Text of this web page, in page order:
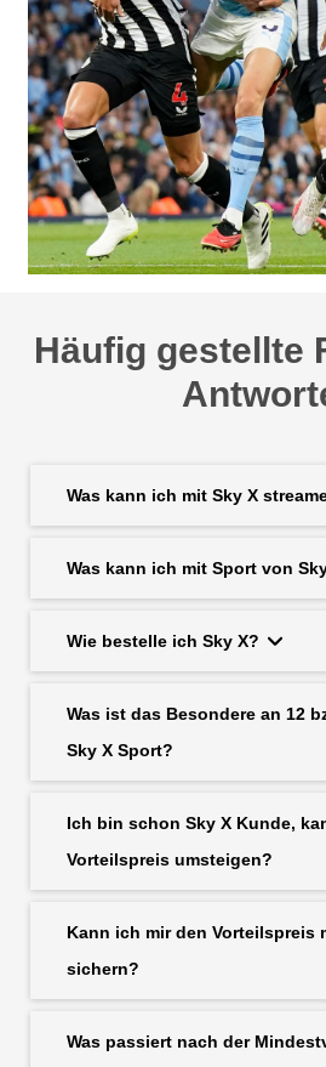
Häufig gestellte
Was kann ich mit Sky X
Was kann ich mit Sport von
Wie bestelle ich Sky X?
Was ist das Besondere an 12
Sky X Sport?
Ich bin schon Sky X Kunde,
Vorteilspreis umsteigen?
Kann ich mir den Vorteilspreis
sichern?
Was passiert nach der